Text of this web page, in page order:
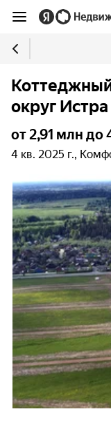
округ Истра
от 2,91 млн до
4 кв. 2025 г.,